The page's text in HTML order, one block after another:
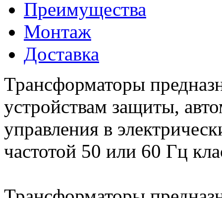
Преимущества
Монтаж
Доставка
Трансформаторы
устройствам защиты,
управления в
частотой 50 или 60 Гц